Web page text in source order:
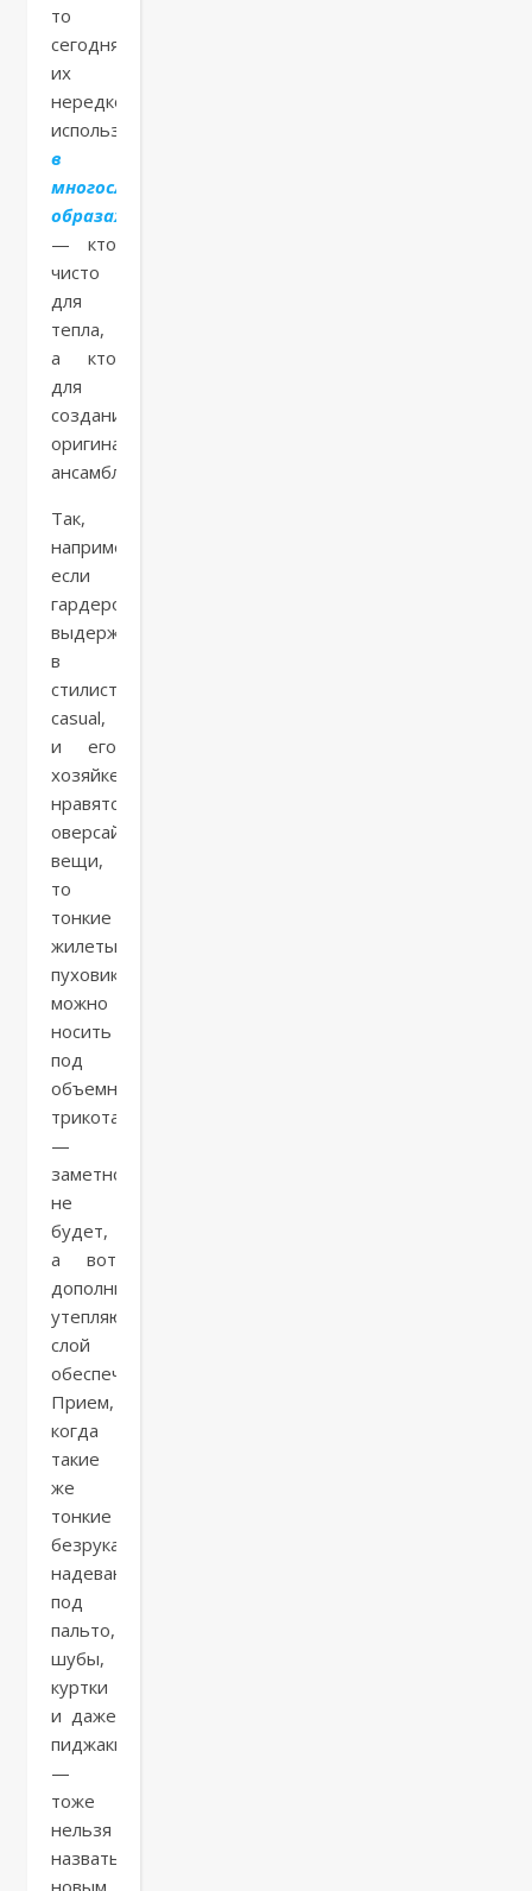
то
сегодня
их
нередко
используют
в
многослойных
образах
— кто
чисто
для
тепла,
а кто
для
создания
оригинальных
ансамблей.
Так,
например,
если
гардероб
выдержан
в
стилистике
casual,
и его
хозяйке
нравятся
оверсайз
вещи,
то
тонкие
жилеты-
пуховики
можно
носить
под
объемный
трикотаж
—
заметно
не
будет,
а вот
дополнительный
утепляющий
слой
обеспечен.
Прием,
когда
такие
же
тонкие
безрукавки
надевают
под
пальто,
шубы,
куртки
и даже
пиджаки
—
тоже
нельзя
назвать
новым,